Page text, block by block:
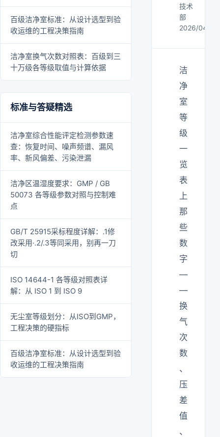
百级洁净室标准：从设计选型到验
收运维的工程决策指南
洁净室换气次数对照表：百级到三
十万级各等级取值与计算依据
标准与答疑精选
洁净室综合性能评定检测参数速
查：恢复时间、噪声频谱、漏风
率、新风偏差、污染泄漏
洁净区温湿度要求：GMP / GB
50073 各等级参数对照与控制难
点
GB/T 25915采标程度详解：.1修
改采用·.2/.3等同采用，别再一刀
切
ISO 14644-1 各等级对照表详
解：从 ISO 1 到 ISO 9
无尘室等级划分：从ISO到GMP，
工程决策的硬指标
百级洁净室标准：从设计选型到验
收运维的工程决策指南
技术
部
2026/04/12
洁
净
室
等
级
一
览
表
上
那
些
数
字
—
—
换
气
次
数
、
压
差
值
、